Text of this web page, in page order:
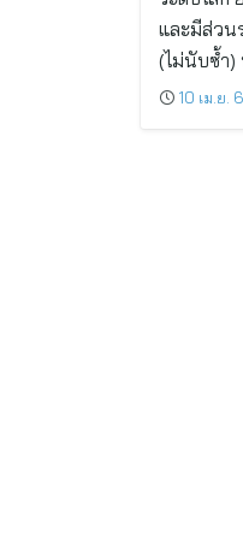
และมีส่วน
(ไม่นับซ้ำ)
10 เม.ย.